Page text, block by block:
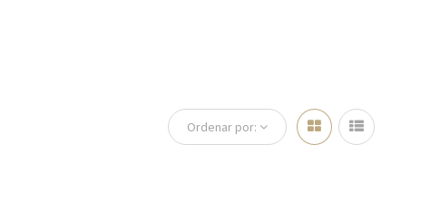
Ordenar por: